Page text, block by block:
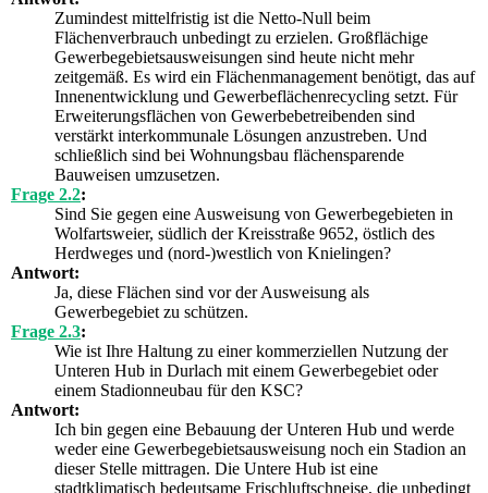
Zumindest mittelfristig ist die Netto-Null beim
Flächenverbrauch unbedingt zu erzielen. Großflächige
Gewerbegebietsausweisungen sind heute nicht mehr
zeitgemäß. Es wird ein Flächenmanagement benötigt, das auf
Innenentwicklung und Gewerbeflächenrecycling setzt. Für
Erweiterungsflächen von Gewerbebetreibenden sind
verstärkt interkommunale Lösungen anzustreben. Und
schließlich sind bei Wohnungsbau flächensparende
Bauweisen umzusetzen.
Frage 2.2:
Sind Sie gegen eine Ausweisung von Gewerbegebieten in
Wolfartsweier, südlich der Kreisstraße 9652, östlich des
Herdweges und (nord-)westlich von Knielingen?
Antwort:
Ja, diese Flächen sind vor der Ausweisung als
Gewerbegebiet zu schützen.
Frage 2.3:
Wie ist Ihre Haltung zu einer kommerziellen Nutzung der
Unteren Hub in Durlach mit einem Gewerbegebiet oder
einem Stadionneubau für den KSC?
Antwort:
Ich bin gegen eine Bebauung der Unteren Hub und werde
weder eine Gewerbegebietsausweisung noch ein Stadion an
dieser Stelle mittragen. Die Untere Hub ist eine
stadtklimatisch bedeutsame Frischluftschneise, die unbedingt